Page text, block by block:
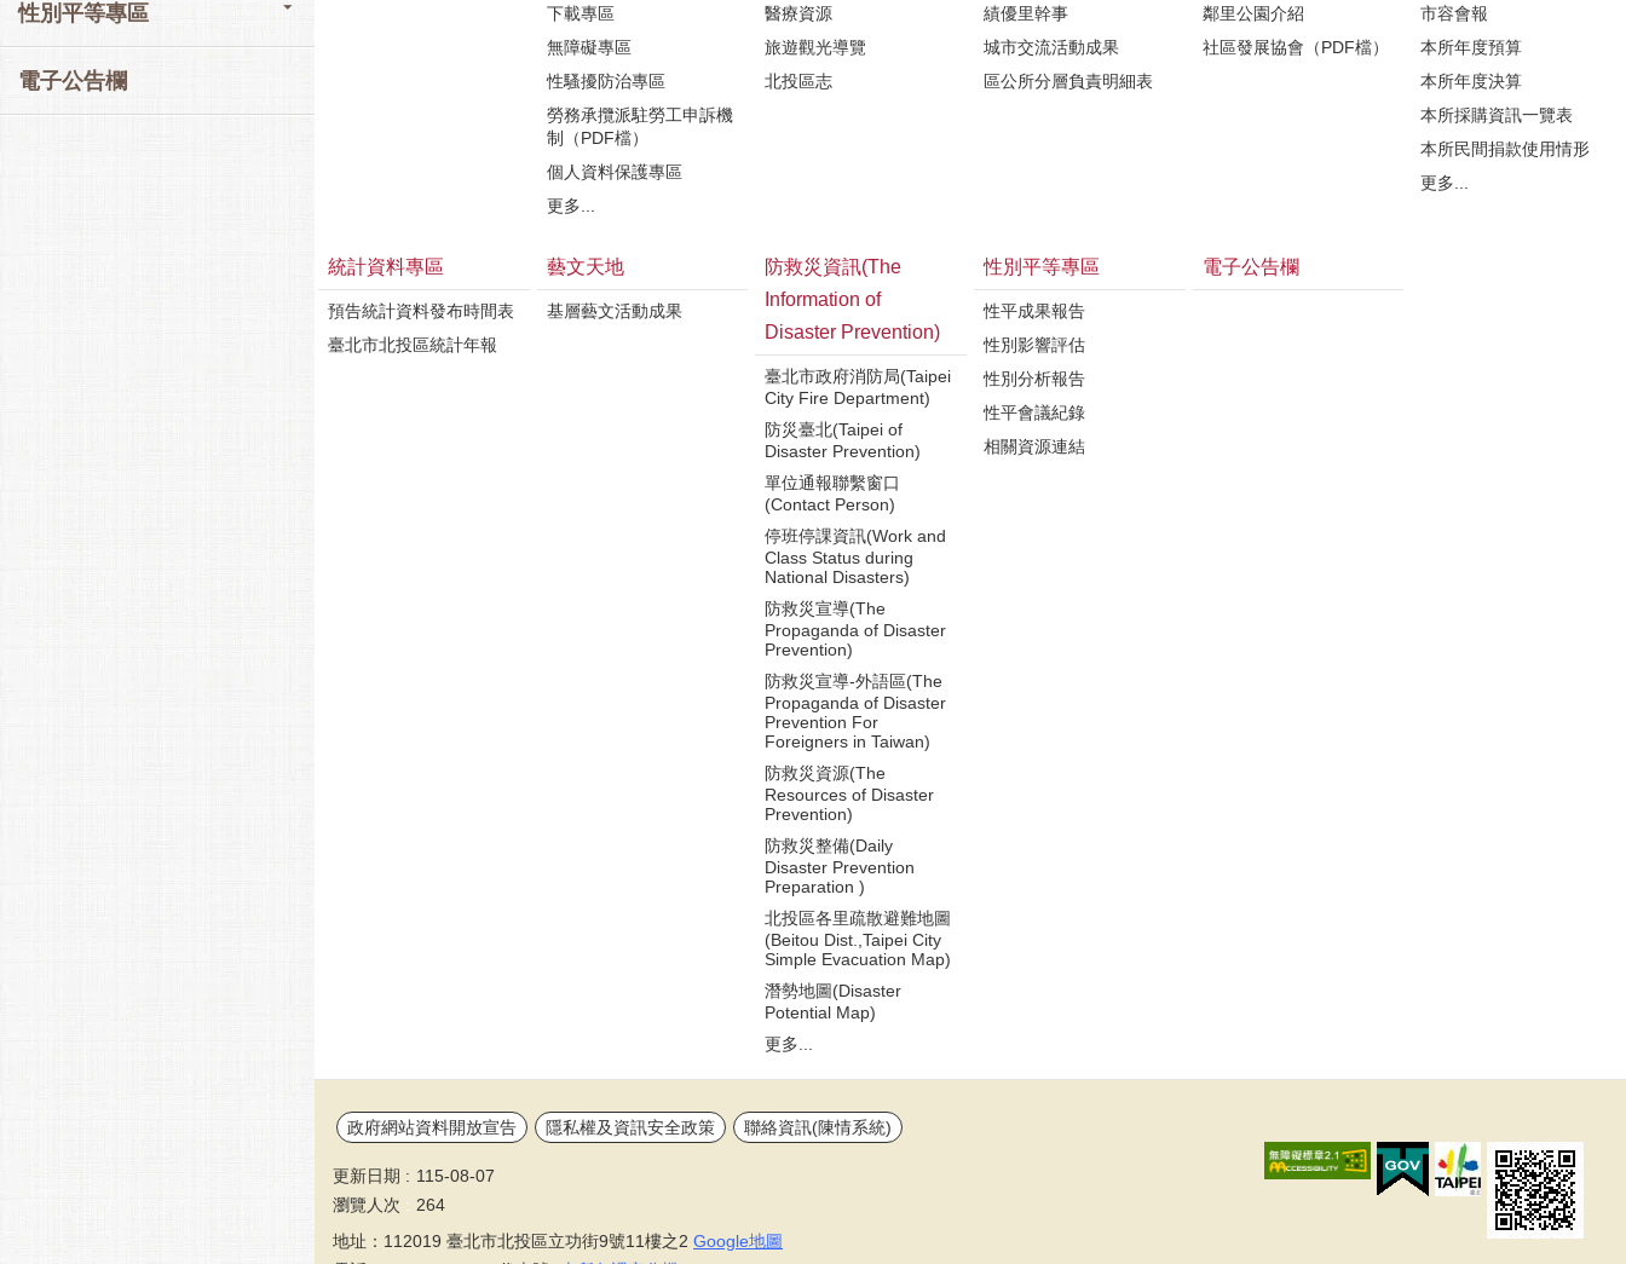
性別平等專區
電子公告欄
下載專區
無障礙專區
性騷擾防治專區
勞務承攬派駐勞工申訴機
制（PDF檔）
個人資料保護專區
更多...
醫療資源
旅遊觀光導覽
北投區志
績優里幹事
城市交流活動成果
區公所分層負責明細表
鄰里公園介紹
社區發展協會（PDF檔）
市容會報
本所年度預算
本所年度決算
本所採購資訊一覽表
本所民間捐款使用情形
更多...
統計資料專區
預告統計資料發布時間表
臺北市北投區統計年報
藝文天地
基層藝文活動成果
防救災資訊(The
Information of
Disaster Prevention)
臺北市政府消防局(Taipei
City Fire Department)
防災臺北(Taipei of
Disaster Prevention)
單位通報聯繫窗口
(Contact Person)
停班停課資訊(Work and
Class Status during
National Disasters)
防救災宣導(The
Propaganda of Disaster
Prevention)
防救災宣導-外語區(The
Propaganda of Disaster
Prevention For
Foreigners in Taiwan)
防救災資源(The
Resources of Disaster
Prevention)
防救災整備(Daily
Disaster Prevention
Preparation )
北投區各里疏散避難地圖
(Beitou Dist.,Taipei City
Simple Evacuation Map)
潛勢地圖(Disaster
Potential Map)
更多...
性別平等專區
性平成果報告
性別影響評估
性別分析報告
性平會議紀錄
相關資源連結
電子公告欄
政府網站資料開放宣告 隱私權及資訊安全政策 聯絡資訊(陳情系統)
更新日期
115-08-07
瀏覽人次
264
地址：112019 臺北市北投區立功街9號11樓之2 Google地圖